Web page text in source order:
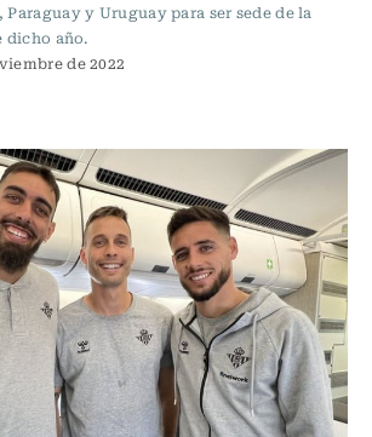
y Uruguay para ser sede de la
dicho año.
de 2022